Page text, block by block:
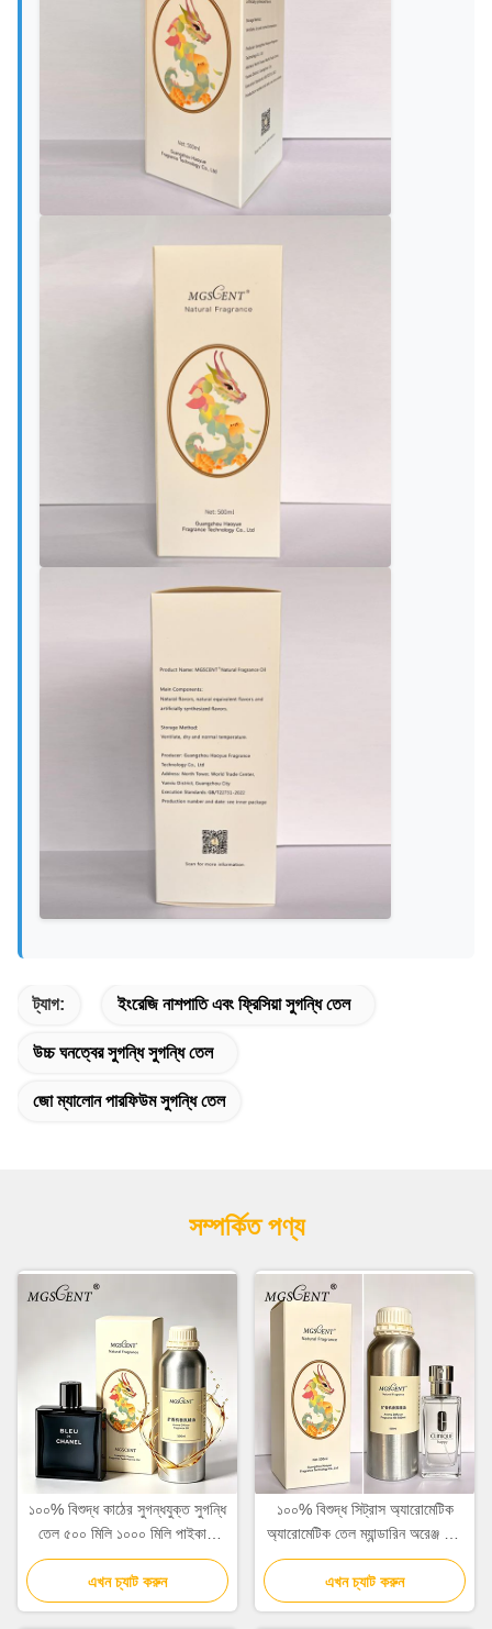
ট্যাগ: ইংরেজি নাশপাতি এবং ফ্রিসিয়া সুগন্ধি তেল
উচ্চ ঘনত্বের সুগন্ধি সুগন্ধি তেল
জো ম্যালোন পারফিউম সুগন্ধি তেল
সম্পর্কিত পণ্য
১০০% বিশুদ্ধ কাঠের সুগন্ধযুক্ত সুগন্ধি
তেল ৫০০ মিলি ১০০০ মিলি পাইকারি
হোটেল সংগ্রহ
এখন চ্যাট করুন
১০০% বিশুদ্ধ সিট্রাস অ্যারোমেটিক
অ্যারোমেটিক তেল ম্যান্ডারিন অরেঞ্জ এবং
সিডার নোট সহ পুরুষদের জন্য
এখন চ্যাট করুন